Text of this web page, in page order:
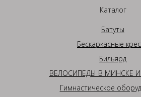
Каталог
Батуты
Бескаркасные
Бильярд
ВЕЛОСИПЕДЫ В МИНСКЕ И
Гимнастическое